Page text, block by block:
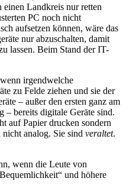
einen Landkreis nur retten
PC noch nicht
aufsetzen können, wäre das
nur abzuschalten, damit
lassen. Beim Stand der IT-
irgendwelche
zu Felde ziehen und sie der
– außer den ersten ganz am
– bereits digitale Geräte sind.
auf Papier drucken sondern
analog. Sie sind veraltet.
wenn die Leute von
und höhere